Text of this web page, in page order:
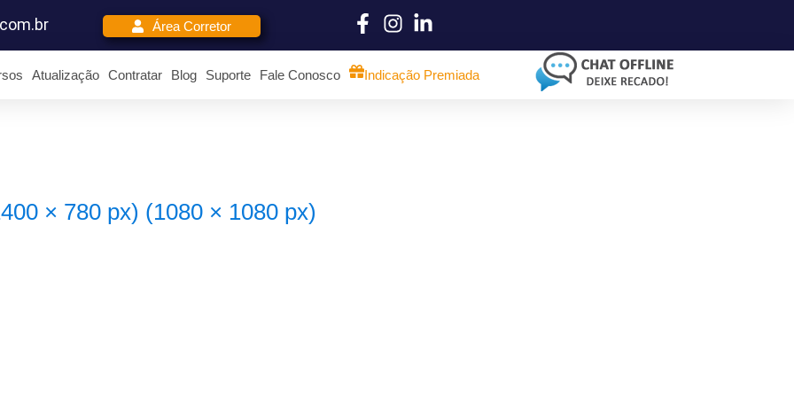
Área Corretor
Atualização Contratar Blog Suporte Fale Conosco Indicação Premiada
× 780 px) (1080 × 1080 px)